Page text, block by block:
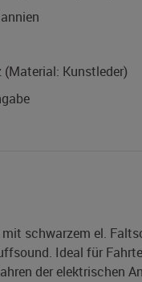
(Material: Kunstleder)
schwarzem el.
Ideal für
der elektrischen